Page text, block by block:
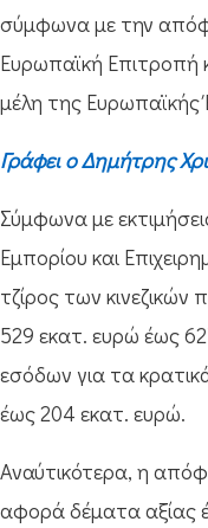
σύμφωνα με την
Ευρωπαϊκή Επιτροπή
μέλη της
Γράφει ο Δημήτρης
Σύμφωνα με
Εμπορίου και
τζίρος των
529 εκατ. ευρώ έως
εσόδων για τα
έως 204 εκατ. ευρώ.
Αναύτικότερα, η
αφορά δέματα αξίας